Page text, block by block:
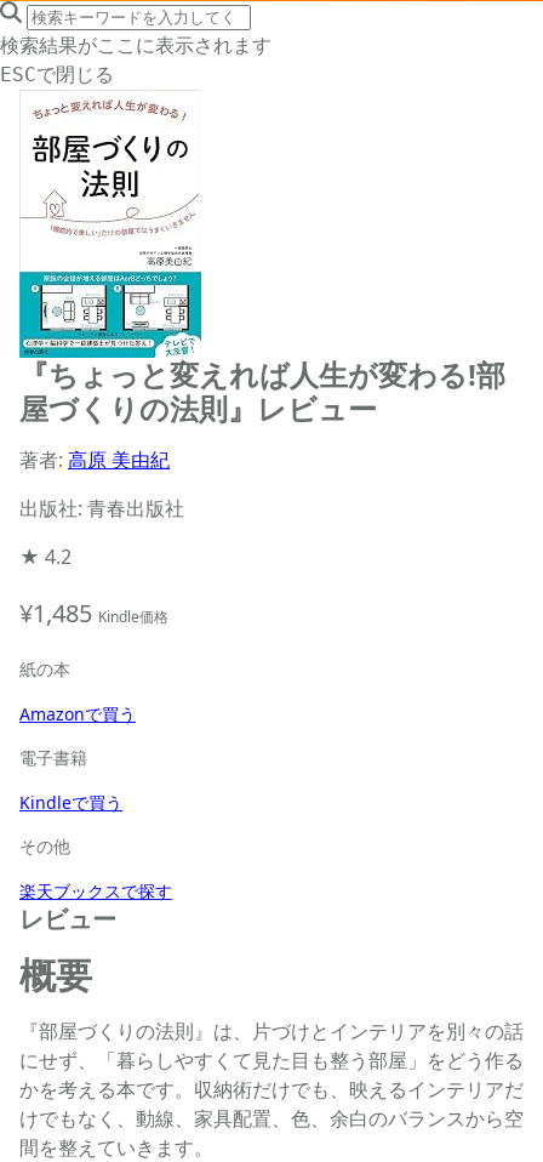
search icon
サイト内検索
検索結果がここに表示されます
ESCで閉じる
『ちょっと変えれば人生が変わる!部
屋づくりの法則』レビュー
著者: 高原 美由紀
出版社: 青春出版社
★ 4.2
¥1,485 Kindle価格
紙の本
Amazonで買う
電子書籍
Kindleで買う
その他
楽天ブックスで探す
レビュー
概要
『部屋づくりの法則』は、片づけとインテリアを別々の話
にせず、「暮らしやすくて見た目も整う部屋」をどう作る
かを考える本です。収納術だけでも、映えるインテリアだ
けでもなく、動線、家具配置、色、余白のバランスから空
間を整えていきます。